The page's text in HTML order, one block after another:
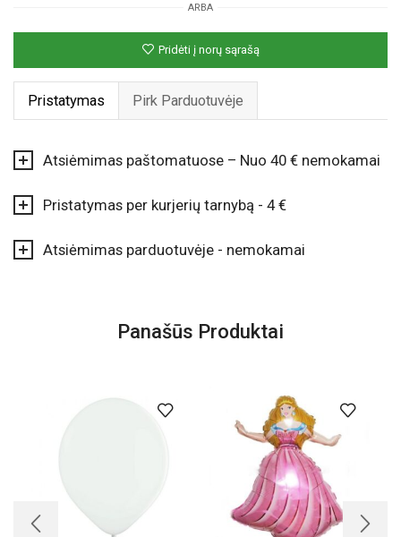
„Raidė
L“
(35cm)
ARBA
Pridėti į norų sąrašą
Pristatymas Pirk Parduotuvėje
Atsiėmimas paštomatuose – Nuo 40 € nemokamai
Pristatymas per kurjerių tarnybą - 4 €
Atsiėmimas parduotuvėje - nemokamai
Panašūs Produktai